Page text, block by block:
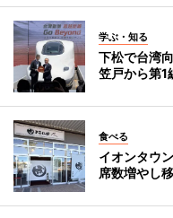
学ぶ・知る
下松で台湾
笠戸から第1
食べる
イオンタウ
席数増やし